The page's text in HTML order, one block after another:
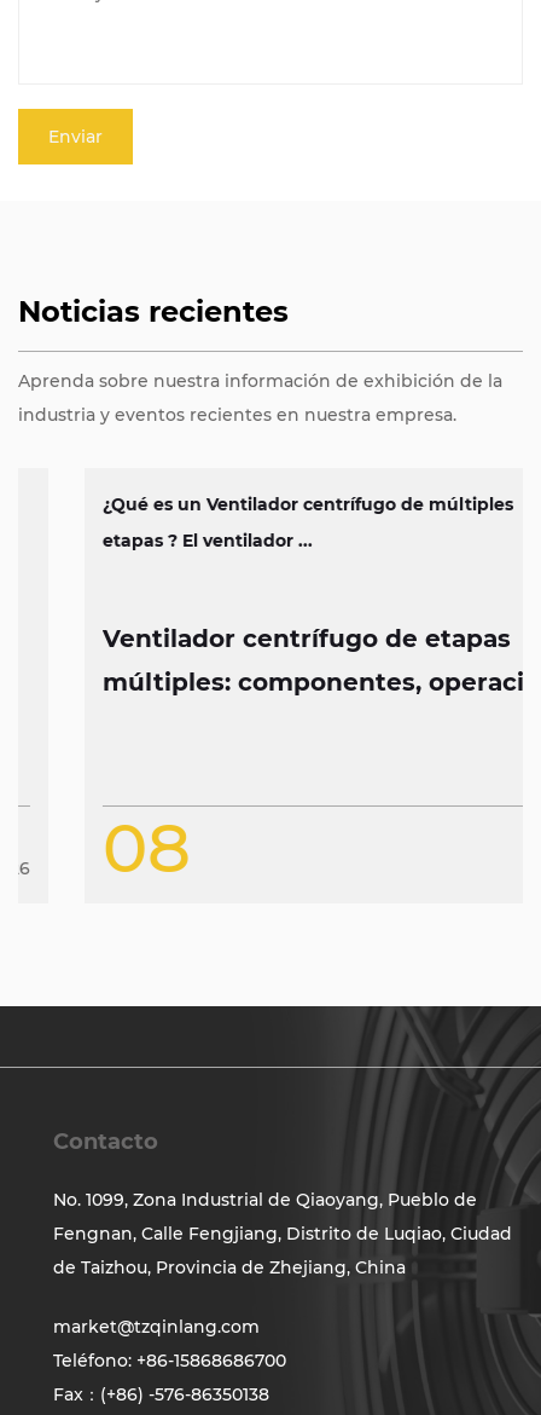
Noticias recientes
Aprenda sobre nuestra información de exhibición de la
industria y eventos recientes en nuestra empresa.
Ventilador centrífugo de etapas
múltiples: componentes, operación
¿Qué es un Ventilador centrífugo de múltiples
etapas ? El ventilador ...
08
Contacto
No. 1099, Zona Industrial de Qiaoyang, Pueblo de
Fengnan, Calle Fengjiang, Distrito de Luqiao, Ciudad
de Taizhou, Provincia de Zhejiang, China
market@tzqinlang.com
Teléfono: +86-15868686700
Fax：(+86) -576-86350138